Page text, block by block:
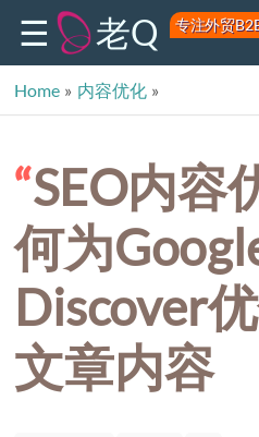
老Q 专注外贸
Home » 内容优化 »
SEO内容
何为
Discover
文章内容